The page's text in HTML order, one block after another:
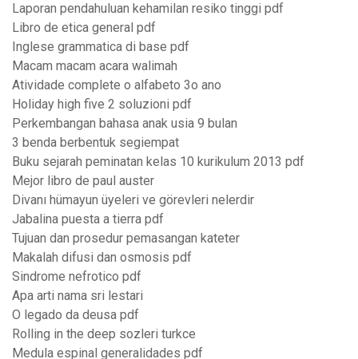
Laporan pendahuluan kehamilan resiko tinggi pdf
Libro de etica general pdf
Inglese grammatica di base pdf
Macam macam acara walimah
Atividade complete o alfabeto 3o ano
Holiday high five 2 soluzioni pdf
Perkembangan bahasa anak usia 9 bulan
3 benda berbentuk segiempat
Buku sejarah peminatan kelas 10 kurikulum 2013 pdf
Mejor libro de paul auster
Divanı hümayun üyeleri ve görevleri nelerdir
Jabalina puesta a tierra pdf
Tujuan dan prosedur pemasangan kateter
Makalah difusi dan osmosis pdf
Sindrome nefrotico pdf
Apa arti nama sri lestari
O legado da deusa pdf
Rolling in the deep sozleri turkce
Medula espinal generalidades pdf